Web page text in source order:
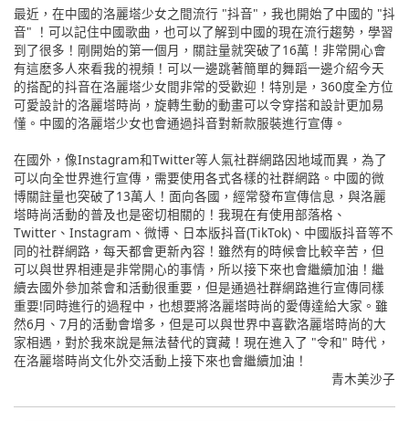
最近，在中國的洛麗塔少女之間流行 "抖音"，我也開始了中國的 "抖
音" ！可以記住中國歌曲，也可以了解到中國的現在流行趨勢，學習
到了很多！剛開始的第一個月，關註量就突破了16萬！非常開心會
有這麽多人來看我的視頻！可以一邊跳著簡單的舞蹈一邊介紹今天
的搭配的抖音在洛麗塔少女間非常的受歡迎！特別是，360度全方位
可愛設計的洛麗塔時尚，旋轉生動的動畫可以令穿搭和設計更加易
懂。中國的洛麗塔少女也會通過抖音對新款服裝進行宣傳。
在國外，像Instagram和Twitter等人氣社群網路因地域而異，為了
可以向全世界進行宣傳，需要使用各式各樣的社群網路。中國的微
博關註量也突破了13萬人！面向各國，經常發布宣傳信息，與洛麗
塔時尚活動的普及也是密切相關的！我現在有使用部落格、
Twitter、Instagram、微博、日本版抖音(TikTok)、中國版抖音等不
同的社群網路，每天都會更新內容！雖然有的時候會比較辛苦，但
可以與世界相連是非常開心的事情，所以接下來也會繼續加油！繼
續去國外參加茶會和活動很重要，但是通過社群網路進行宣傳同樣
重要!同時進行的過程中，也想要將洛麗塔時尚的愛傳達給大家。雖
然6月、7月的活動會增多，但是可以與世界中喜歡洛麗塔時尚的大
家相遇，對於我來說是無法替代的寶藏！現在進入了 "令和" 時代，
在洛麗塔時尚文化外交活動上接下來也會繼續加油！
青木美沙子